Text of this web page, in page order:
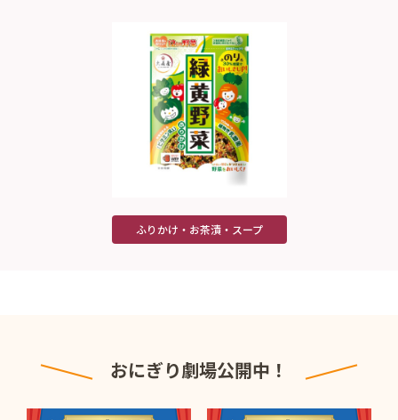
ふりかけ・お茶漬・スープ
おにぎり劇場公開中！